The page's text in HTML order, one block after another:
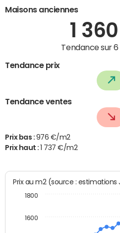
Maisons anciennes
1 360
Tendance sur 6
Tendance prix
Tendance ventes
Prix bas : 976 €/m2
Prix haut :
1 737 €/m2
Prix au m2 (source :
1600
1800